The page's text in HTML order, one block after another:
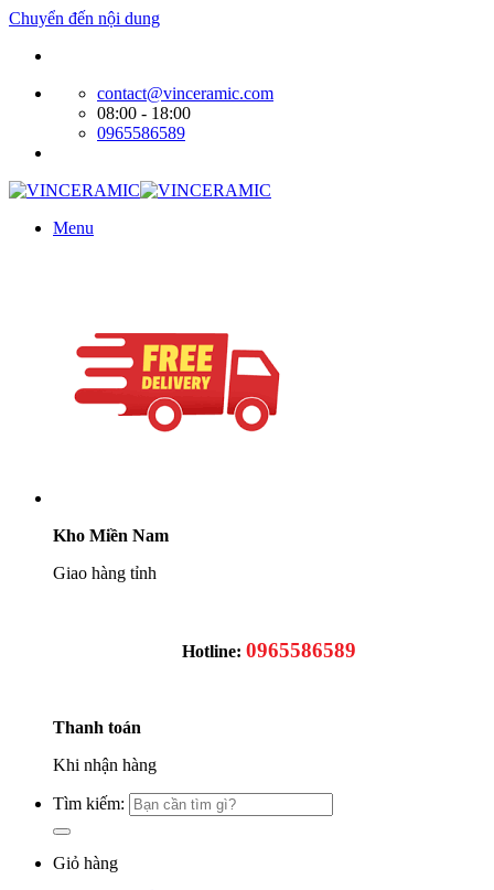
Chuyển đến nội dung
contact@vinceramic.com
08:00 - 18:00
0965586589
Menu
Kho Miền Nam
Giao hàng tỉnh
Hotline: 0965586589
Thanh toán
Khi nhận hàng
Tìm kiếm:
Giỏ hàng